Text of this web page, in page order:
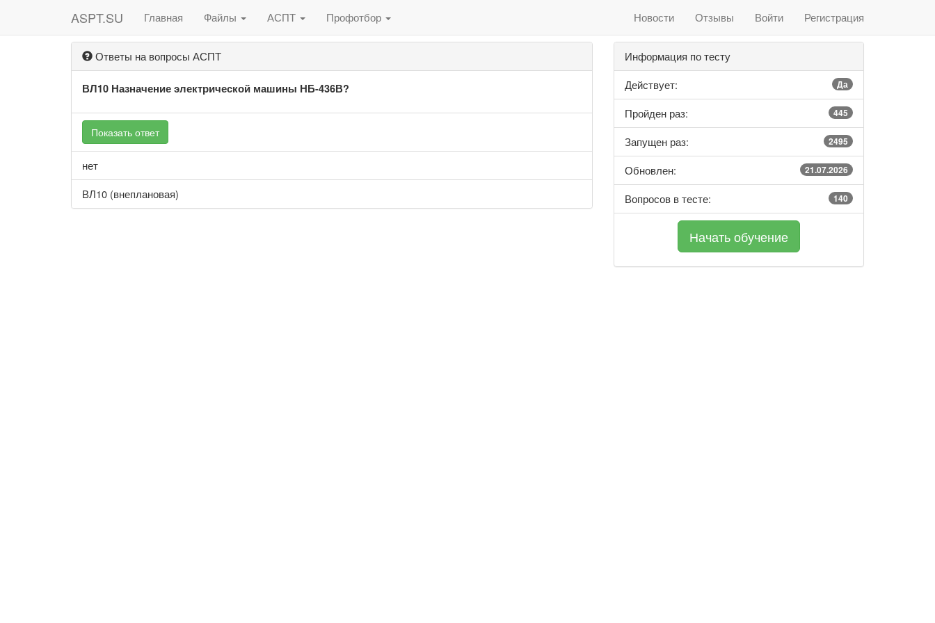
ASPT.SU Главная Файлы АСПТ Профотбор Новости Отзывы Войти Регистрация
Ответы на вопросы АСПТ
ВЛ10 Назначение электрической машины НБ-436В?
Показать ответ
нет
ВЛ10 (внеплановая)
Информация по тесту
Действует:
Да
Пройден раз: 445
Запущен раз: 2495
Обновлен: 21.07.2026
Вопросов в тесте: 140